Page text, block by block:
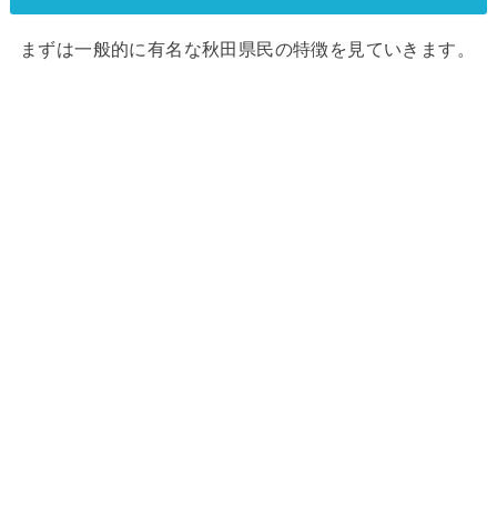
まずは一般的に有名な秋田県民の特徴を見ていきます。